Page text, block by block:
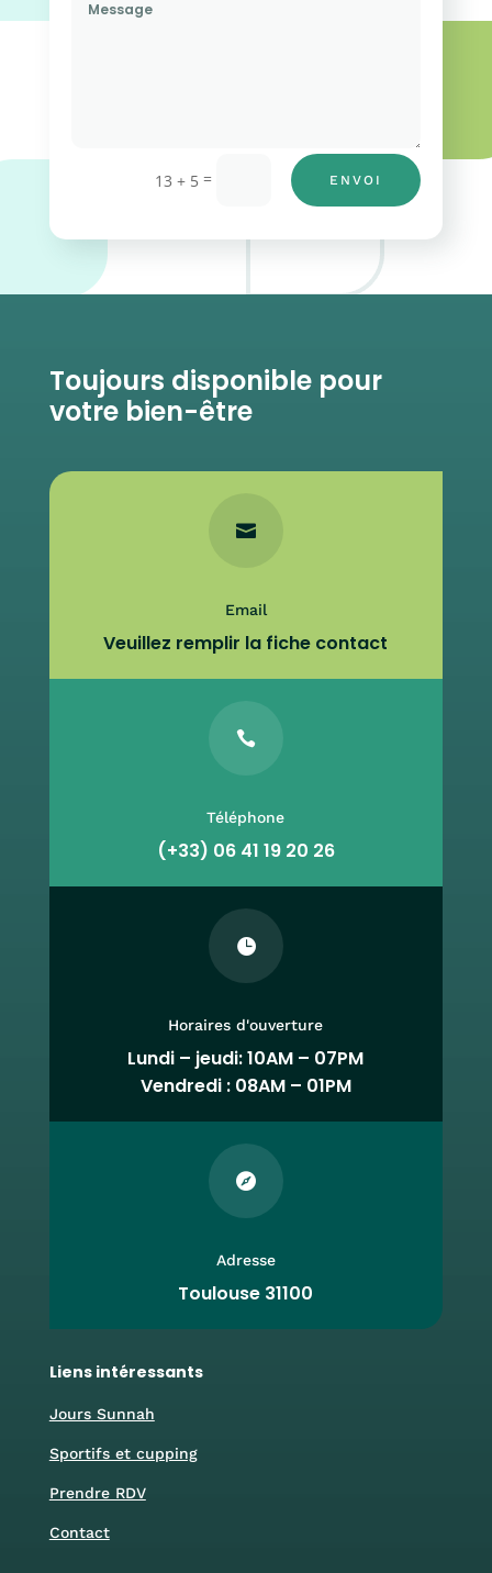
13 + 5 = ENVOI
Toujours disponible pour
votre bien-être

Email
Veuillez remplir la fiche contact

Téléphone
(+33) 06 41 19 20 26

Horaires d'ouverture
Lundi – jeudi: 10AM – 07PM
Vendredi : 08AM – 01PM

Adresse
Toulouse 31100
Liens intéressants
Jours Sunnah
Sportifs et cupping
Prendre RDV
Contact